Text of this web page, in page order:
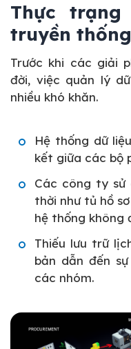
Thực
truyền thống
Trước khi các giải
đời, việc quản lý
nhiều khó khăn.
Hệ thống dữ
kết giữa các bộ
Các công ty sử
thời như tủ hồ
hệ thống không
Thiếu lưu trữ
bản dẫn đến
các nhóm.